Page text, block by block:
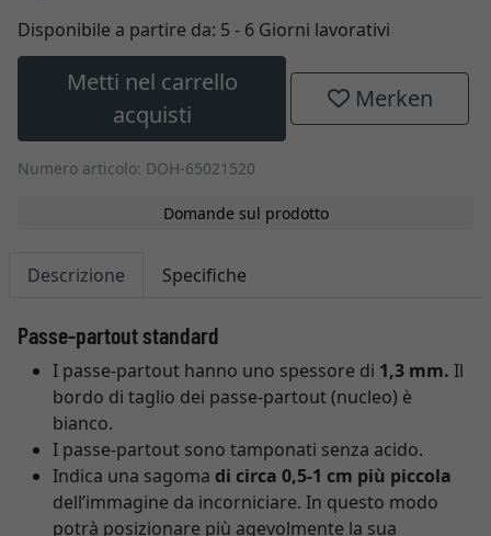
Disponibile a partire da: 5 - 6 Giorni lavorativi
Metti nel carrello
acquisti
Merken
Numero articolo: DOH-65021520
Domande sul prodotto
Descrizione Specifiche
Passe-partout standard
I passe-partout hanno uno spessore di 1,3 mm. Il
bordo di taglio dei passe-partout (nucleo) è
bianco.
I passe-partout sono tamponati senza acido.
Indica una sagoma di circa 0,5-1 cm più piccola
dell’immagine da incorniciare. In questo modo
potrà posizionare più agevolmente la sua